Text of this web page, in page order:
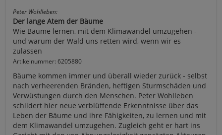
Peter Wohlleben:
Der lange Atem der Bäume
Wie Bäume lernen, mit dem Klimawandel umzugehen -
und warum der Wald uns retten wird, wenn wir es
zulassen
Artikelnummer: 6205880
Bäume kommen immer und überall wieder zurück - selbst
nach verheerenden Bränden, heftigen Sturmschäden und
Verwüstungen durch den Menschen. Peter Wohlleben
schildert hier neue verblüffende Erkenntnisse über das
Leben der Bäume und ihre Fähigkeiten, zu lernen und mit
dem Klimawandel umzugehen. Zugleich geht er hart ins